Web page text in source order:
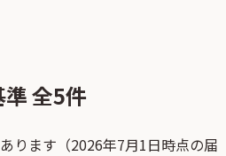
全5件
ります（2026年7月1日時点の届